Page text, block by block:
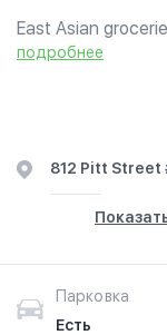
East Asian
samosas and on
подробнее
812 Pitt Street
Парковка
Есть